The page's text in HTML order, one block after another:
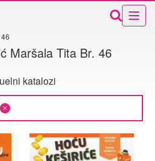
Maršala Tita Br. 46
katalozi